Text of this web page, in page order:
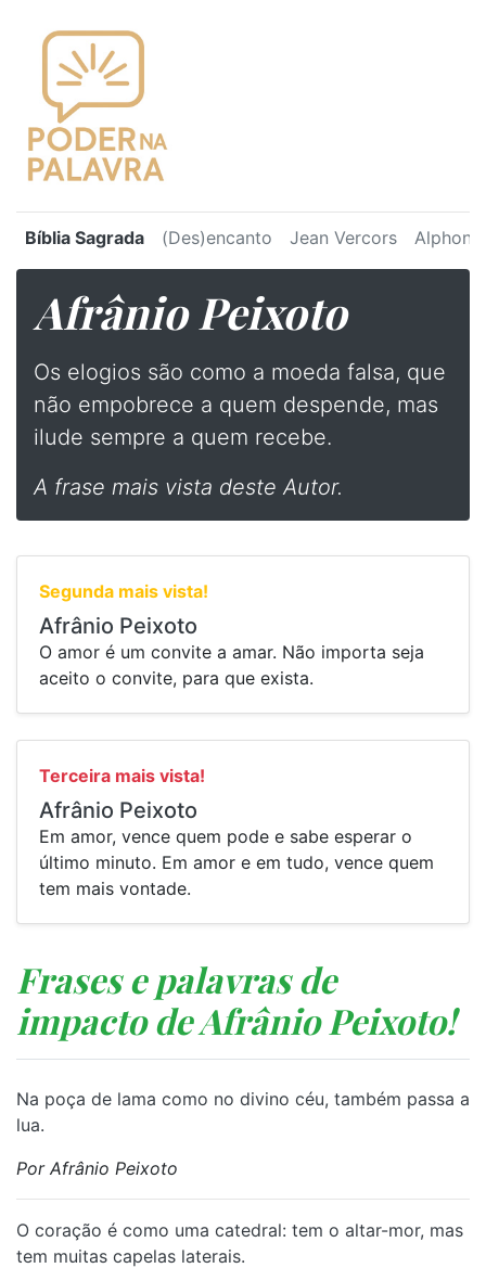
Bíblia Sagrada (Des)encanto Jean Vercors
Afrânio Peixoto
Os elogios são como a moeda falsa, que
não empobrece a quem despende, mas
ilude sempre a quem recebe.
A frase mais vista deste Autor.
Segunda mais vista!
Afrânio Peixoto
O amor é um convite a amar. Não importa seja
aceito o convite, para que exista.
Terceira mais vista!
Afrânio Peixoto
Em amor, vence quem pode e sabe esperar o
último minuto. Em amor e em tudo, vence quem
tem mais vontade.
Frases e palavras de
impacto de Afrânio Peixoto!
Na poça de lama como no divino céu, também passa a
lua.
Por Afrânio Peixoto
O coração é como uma catedral: tem o altar-mor, mas
tem muitas capelas laterais.